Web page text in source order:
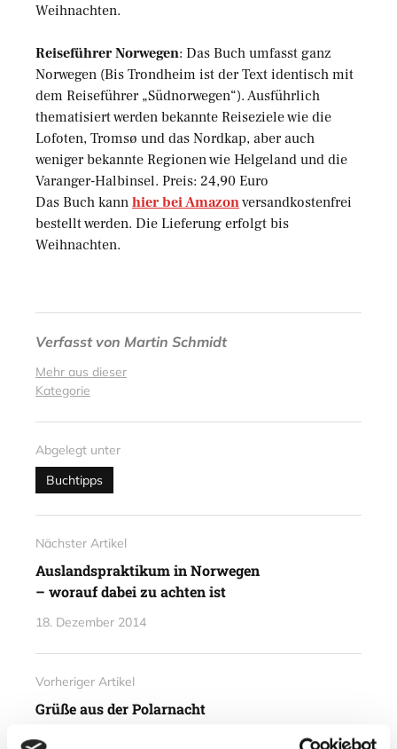
Weihnachten.
Reiseführer Norwegen: Das Buch umfasst ganz
Norwegen (Bis Trondheim ist der Text identisch mit
dem Reiseführer „Südnorwegen“). Ausführlich
thematisiert werden bekannte Reiseziele wie die
Lofoten, Tromsø und das Nordkap, aber auch
weniger bekannte Regionen wie Helgeland und die
Varanger-Halbinsel. Preis: 24,90 Euro
Das Buch kann hier bei Amazonversandkostenfrei
bestellt werden. Die Lieferung erfolgt bis
Weihnachten.
Verfasst von Martin Schmidt
Mehr aus dieser
Kategorie
Abgelegt unter
Buchtipps
Nächster Artikel
Auslandspraktikum in Norwegen
– worauf dabei zu achten ist
18. Dezember 2014
Vorheriger Artikel
Grüße aus der Polarnacht
16. Dezember 2014